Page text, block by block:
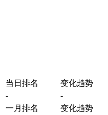
当日排名 变化趋势
-
-
一月排名
变化趋势